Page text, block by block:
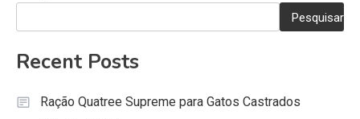
Pesquisar
Recent Posts
Ração Quatree Supreme para Gatos Castrados